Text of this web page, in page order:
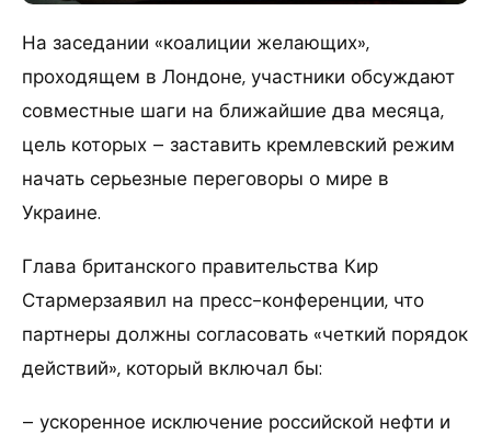
На заседании «коалиции желающих»,
проходящем в Лондоне, участники обсуждают
совместные шаги на ближайшие два месяца,
цель которых – заставить кремлевский режим
начать серьезные переговоры о мире в
Украине.
Глава британского правительства Кир
Стармерзаявил на пресс-конференции, что
партнеры должны согласовать «четкий порядок
действий», который включал бы:
– ускоренное исключение российской нефти и